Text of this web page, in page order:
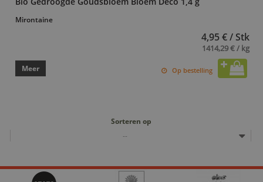
Mirontaine
4,95 € / Stk
1414,29 € / kg
Meer Op bestelling
Sorteren op
--